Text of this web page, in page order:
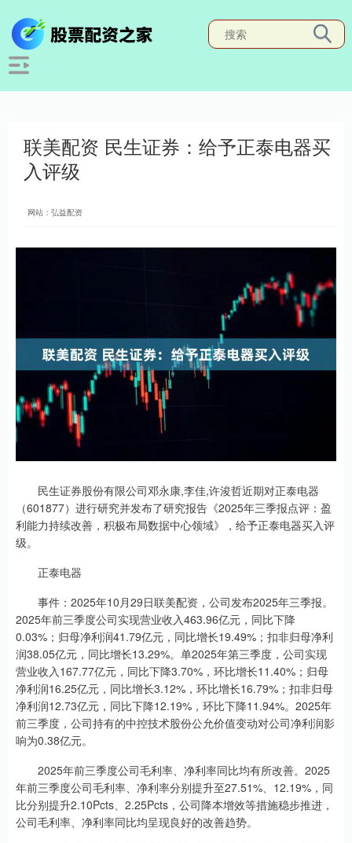
联美配资 民生证券：给予正泰电器买
入评级
网站：弘益配资
民生证券股份有限公司邓永康,李佳,许浚哲近期对正泰电器
（601877）进行研究并发布了研究报告《2025年三季报点评：盈
利能力持续改善，积极布局数据中心领域》，给予正泰电器买入评
级。
正泰电器
事件：2025年10月29日联美配资，公司发布2025年三季报。
2025年前三季度公司实现营业收入463.96亿元，同比下降
0.03%；归母净利润41.79亿元，同比增长19.49%；扣非归母净利
润38.05亿元，同比增长13.29%。单2025年第三季度，公司实现
营业收入167.77亿元，同比下降3.70%，环比增长11.40%；归母
净利润16.25亿元，同比增长3.12%，环比增长16.79%；扣非归母
净利润12.73亿元，同比下降12.19%，环比下降11.94%。2025年
前三季度，公司持有的中控技术股份公允价值变动对公司净利润影
响为0.38亿元。
2025年前三季度公司毛利率、净利率同比均有所改善。2025
年前三季度公司毛利率、净利率分别提升至27.51%、12.19%，同
比分别提升2.10Pcts、2.25Pcts，公司降本增效等措施稳步推进，
公司毛利率、净利率同比均呈现良好的改善趋势。